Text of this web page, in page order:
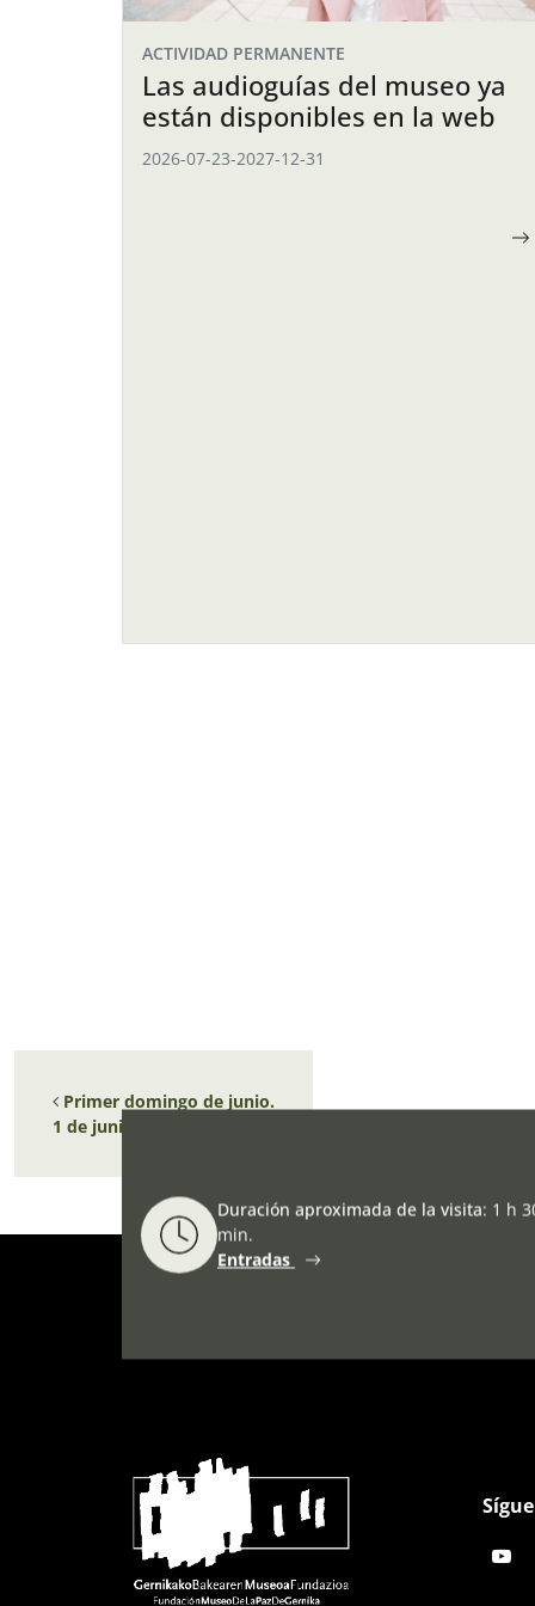
ACTIVIDAD PERMANENTE
Las audioguías del museo ya
están disponibles en la web
2026-07-23-2027-12-31
Navegación de entradas
Primer domingo de junio.
1 de junio
Duración aproximada de la visita: 1 h
min.
Entradas